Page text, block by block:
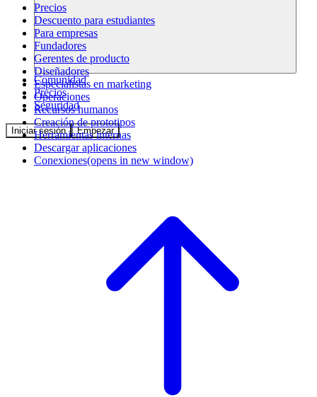
Comunidad
Precios
Seguridad
Iniciar sesión Empezar
Precios
Descuento para estudiantes
Para empresas
Fundadores
Gerentes de producto
Diseñadores
Especialistas en marketing
Operaciones
Recursos humanos
Creación de prototipos
Herramientas internas
Descargar aplicaciones
Conexiones(opens in new window)